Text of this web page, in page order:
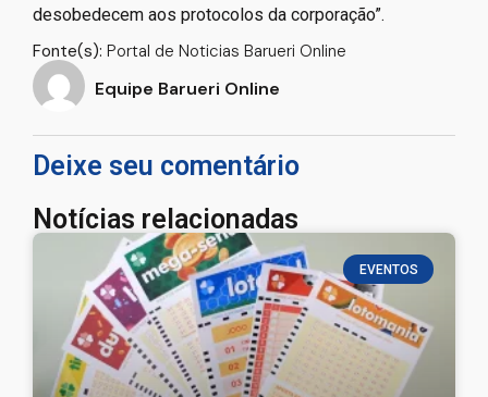
desobedecem aos protocolos da corporação”.
Fonte(s): Portal de Noticias Barueri Online
Equipe Barueri Online
Deixe seu comentário
Notícias relacionadas
EVENTOS